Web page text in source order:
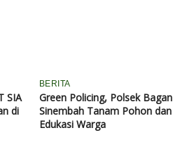
SIA
di
BERITA
Green Policing, Polsek Bagan
Sinembah Tanam Pohon dan
Edukasi Warga